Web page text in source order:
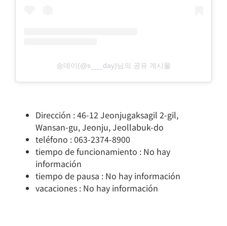
송데이(@s___day)님의 공유 게시물
Dirección : 46-12 Jeonjugaksagil 2-gil,
Wansan-gu, Jeonju, Jeollabuk-do
teléfono : 063-2374-8900
tiempo de funcionamiento : No hay
información
tiempo de pausa : No hay información
vacaciones : No hay información